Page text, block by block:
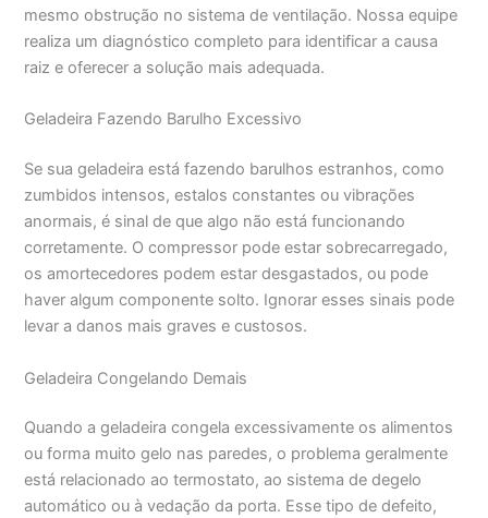
mesmo obstrução no sistema de ventilação. Nossa equipe
realiza um diagnóstico completo para identificar a causa
raiz e oferecer a solução mais adequada.
Geladeira Fazendo Barulho Excessivo
Se sua geladeira está fazendo barulhos estranhos, como
zumbidos intensos, estalos constantes ou vibrações
anormais, é sinal de que algo não está funcionando
corretamente. O compressor pode estar sobrecarregado,
os amortecedores podem estar desgastados, ou pode
haver algum componente solto. Ignorar esses sinais pode
levar a danos mais graves e custosos.
Geladeira Congelando Demais
Quando a geladeira congela excessivamente os alimentos
ou forma muito gelo nas paredes, o problema geralmente
está relacionado ao termostato, ao sistema de degelo
automático ou à vedação da porta. Esse tipo de defeito,